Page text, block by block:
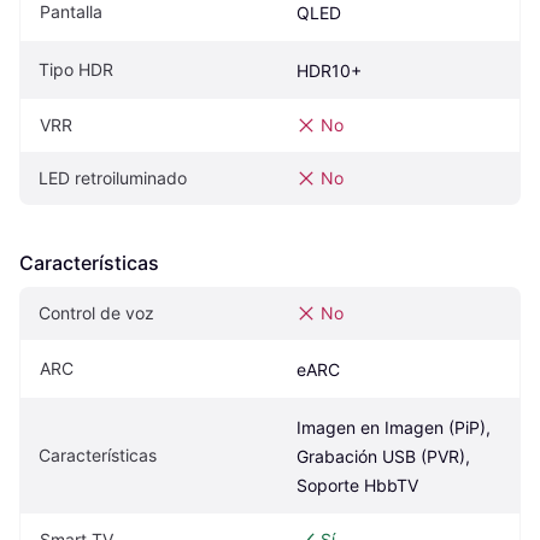
Pantalla QLED
Tipo HDR HDR10+
VRR No
LED retroiluminado No
Características
Control de voz No
ARC eARC
Características
Imagen en Imagen (PiP),
Grabación USB (PVR),
Soporte HbbTV